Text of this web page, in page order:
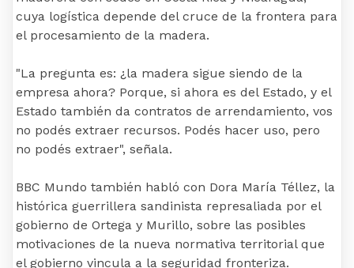
cuya logística depende del cruce de la frontera para
el procesamiento de la madera.
"La pregunta es: ¿la madera sigue siendo de la
empresa ahora? Porque, si ahora es del Estado, y el
Estado también da contratos de arrendamiento, vos
no podés extraer recursos. Podés hacer uso, pero
no podés extraer", señala.
BBC Mundo también habló con Dora María Téllez, la
histórica guerrillera sandinista represaliada por el
gobierno de Ortega y Murillo, sobre las posibles
motivaciones de la nueva normativa territorial que
el gobierno vincula a la seguridad fronteriza.